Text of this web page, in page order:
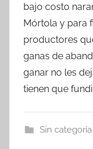
bajo costo
Mórtola y para
productores
ganas de
ganar no les
tienen que
Sin categoría